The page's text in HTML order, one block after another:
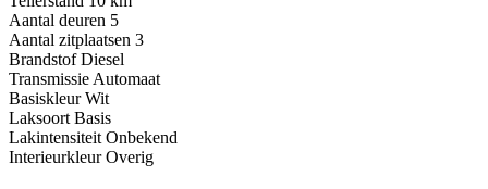
Aantal deuren 5
Aantal zitplaatsen 3
Brandstof Diesel
Transmissie Automaat
Basiskleur Wit
Laksoort Basis
Lakintensiteit Onbekend
Interieurkleur Overig